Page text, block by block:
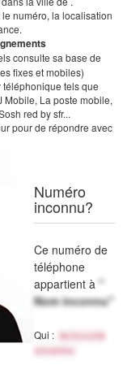
numéro, la localisation
consulte sa base de
fixes et mobiles)
tels que
Mobile, La poste mobile,
red by sfr...
pour de répondre avec
Numéro
inconnu?
Ce numéro de
téléphone
appartient à "
Nom inconnu"
Qui :
Activité
inconnu